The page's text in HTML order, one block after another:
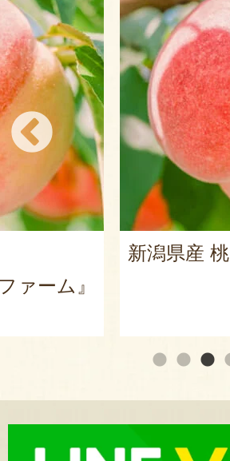
ァーム』
新潟県産 桃